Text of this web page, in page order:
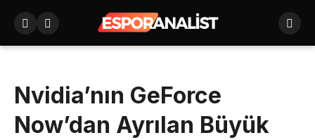
Nvidia’nın GeForce
Now’dan Ayrılan Büyük